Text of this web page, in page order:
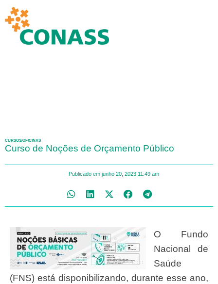
CURSOS/OFICINAS
Curso de Noções de Orçamento Público
Publicado em junho 20, 2023 11:49 am
O Fundo
Nacional de
Saúde
(FNS) está disponibilizando, durante esse ano,